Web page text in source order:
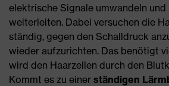
elektrische Signale umwandeln und
weiterleiten. Dabei versuchen die
ständig, gegen den Schalldruck
wieder aufzurichten. Das benötigt
wird den Haarzellen durch den
Kommt es zu einer ständigen